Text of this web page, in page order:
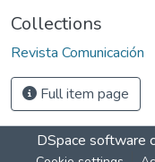
Collections
Revista Comunicación
Full item page
DSpace software